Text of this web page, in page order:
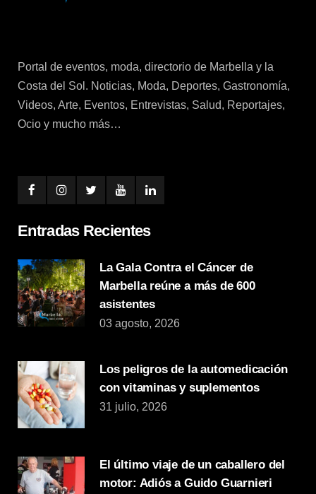
Portal de eventos, moda, directorio de Marbella y la
Costa del Sol. Noticias, Moda, Deportes, Gastronomía,
Videos, Arte, Eventos, Entrevistas, Salud, Reportajes,
Ocio y mucho más…
Entradas Recientes
La Gala Contra el Cáncer de
Marbella reúne a más de 600
asistentes
03 agosto, 2026
Los peligros de la automedicación
con vitaminas y suplementos
31 julio, 2026
El último viaje de un caballero del
motor: Adiós a Guido Guarnieri